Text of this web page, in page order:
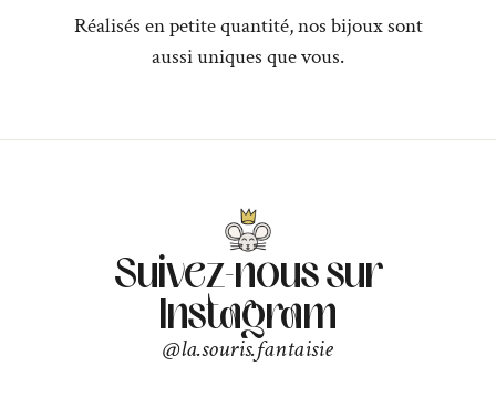
Réalisés en petite quantité, nos bijoux sont
aussi uniques que vous.
Suivez-nous sur
Instagram
@la.souris.fantaisie